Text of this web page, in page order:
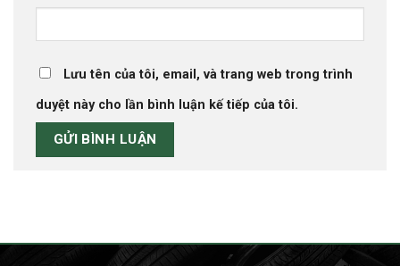
Lưu tên của tôi, email, và trang web trong trình
duyệt này cho lần bình luận kế tiếp của tôi.